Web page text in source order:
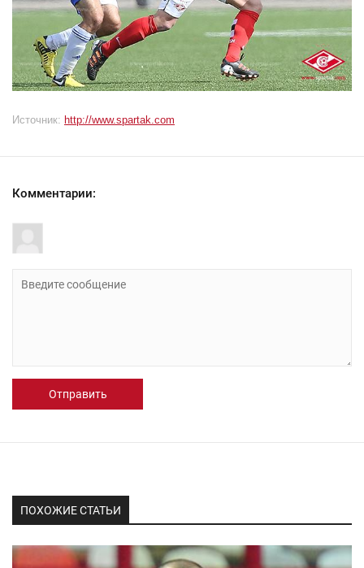
Источник: http://www.spartak.com
Комментарии:
Отправить
ПОХОЖИЕ СТАТЬИ